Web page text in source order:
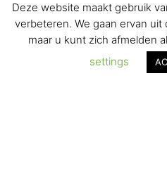
VERZENDEN & RETOURNEREN
Deze website maakt gebruik
verbeteren. We gaan ervan
maar u kunt zich afmelden
settings